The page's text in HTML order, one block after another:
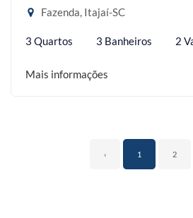
Fazenda, Itajaí-SC
3 Quartos 3 Banheiros 2
Mais informações
‹ 1 2